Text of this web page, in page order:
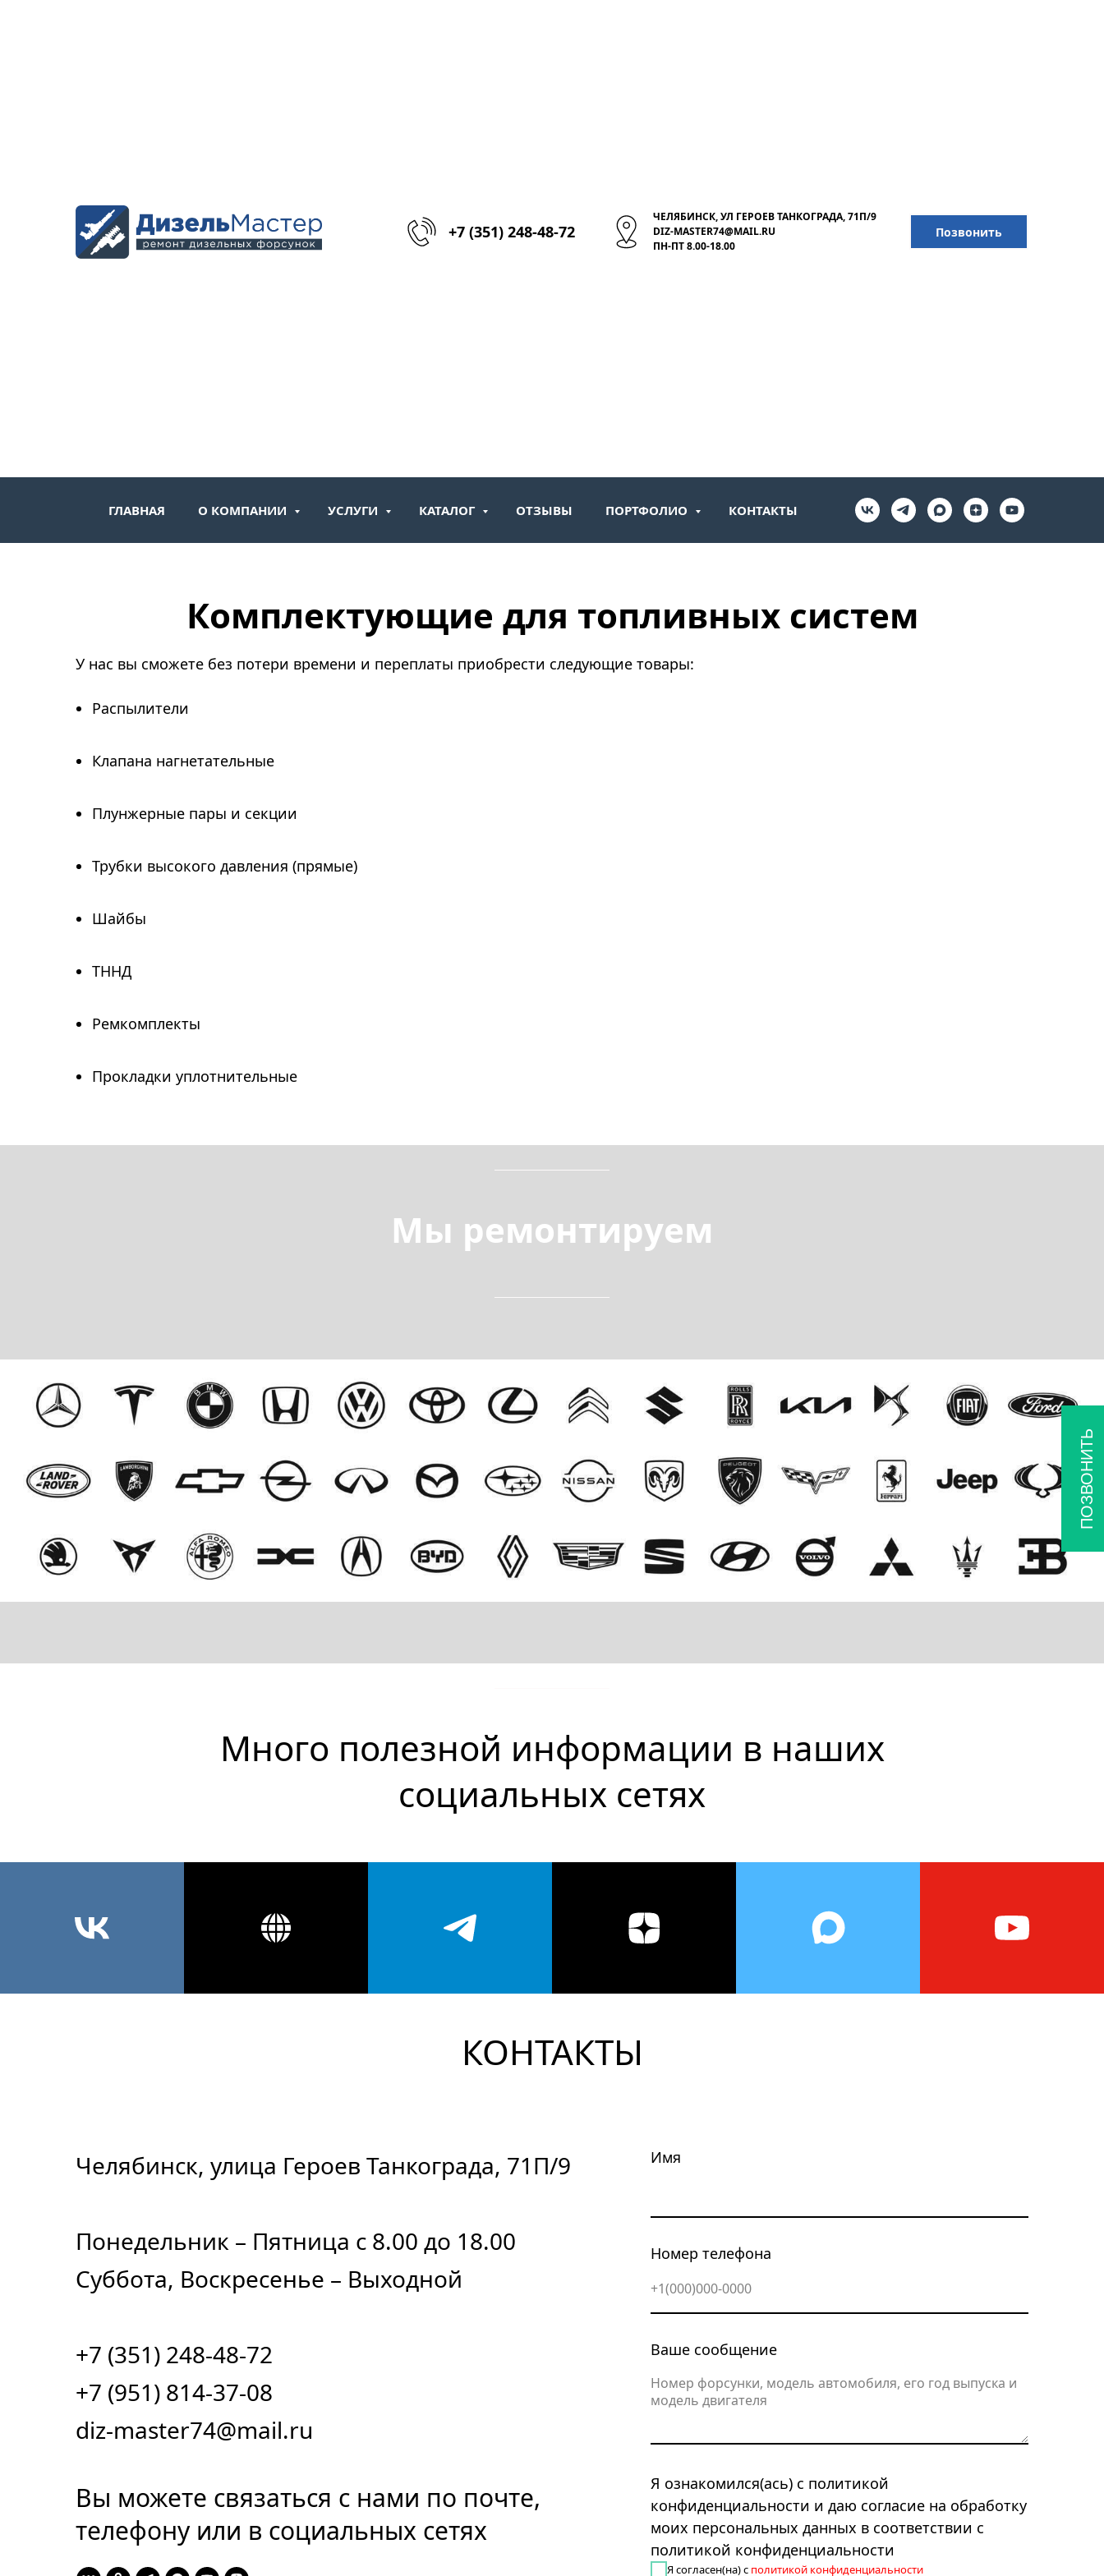
+7 (351) 248-48-72
ЧЕЛЯБИНСК, УЛ ГЕРОЕВ ТАНКОГРАДА, 71П/9
DIZ-MASTER74@MAIL.RU
ПН-ПТ 8.00-18.00
Позвонить
ГЛАВНАЯ О КОМПАНИИ УСЛУГИ КАТАЛОГ ОТЗЫВЫ ПОРТФОЛИО КОНТАКТЫ
Комплектующие для топливных систем
У нас вы сможете без потери времени и переплаты приобрести следующие товары:
Распылители
Клапана нагнетательные
Плунжерные пары и секции
Трубки высокого давления (прямые)
Шайбы
ТННД
Ремкомплекты
Прокладки уплотнительные
Мы ремонтируем
Много полезной информации в наших
социальных сетях
КОНТАКТЫ
Челябинск, улица Героев Танкограда, 71П/9
Понедельник – Пятница с 8.00 до 18.00
Суббота, Воскресенье – Выходной
+7 (351) 248-48-72
+7 (951) 814-37-08
diz-master74@mail.ru
Вы можете связаться с нами по почте,
телефону или в социальных сетях
Имя
Номер телефона
Ваше сообщение
Я ознакомился(ась) с политикой
конфиденциальности и даю согласие на обработку
моих персональных данных в соответствии с
политикой конфиденциальности
Я согласен(на) с политикой конфиденциальности
ПОЗВОНИТЬ